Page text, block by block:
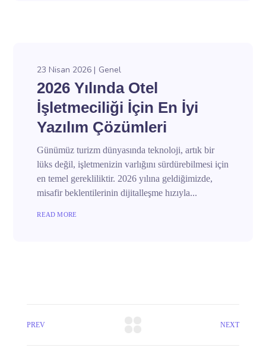
23 Nisan 2026 Genel
2026 Yılında Otel
İşletmeciliği İçin En İyi
Yazılım Çözümleri
Günümüz turizm dünyasında teknoloji, artık bir
lüks değil, işletmenizin varlığını sürdürebilmesi için
en temel gerekliliktir. 2026 yılına geldiğimizde,
misafir beklentilerinin dijitalleşme hızıyla...
READ MORE
PREV NEXT